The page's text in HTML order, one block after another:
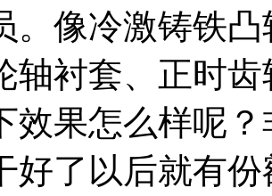
。像冷激铸铁
轴衬套、正时
效果怎么样呢
好了以后就有